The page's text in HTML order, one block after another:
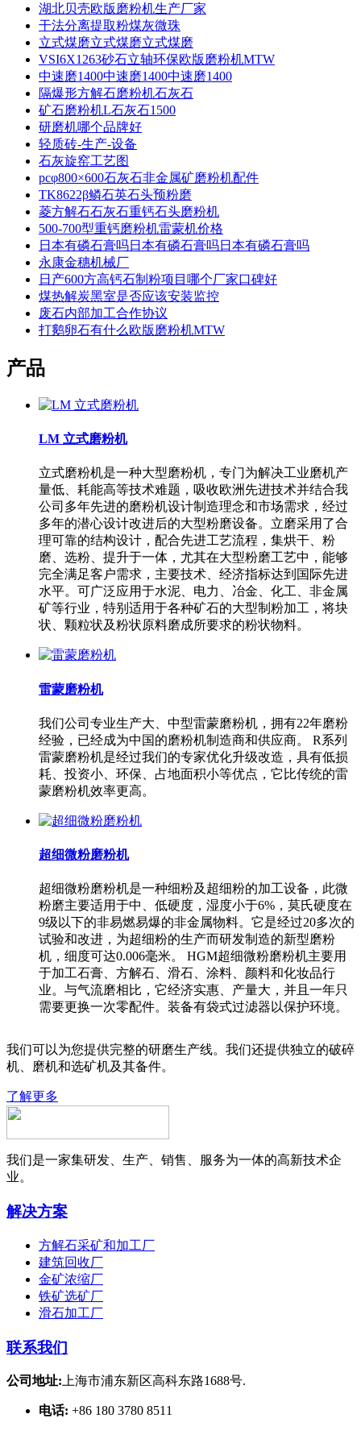
湖北贝壳欧版磨粉机生产厂家
干法分离提取粉煤灰微珠
立式煤磨立式煤磨立式煤磨
VSI6X1263砂石立轴环保欧版磨粉机MTW
中速磨1400中速磨1400中速磨1400
隔爆形方解石磨粉机石灰石
矿石磨粉机L石灰石1500
研磨机哪个品牌好
轻质砖-生产-设备
石灰旋窑工艺图
pcφ800×600石灰石非金属矿磨粉机配件
TK8622β鳞石英石头预粉磨
菱方解石石灰石重钙石头磨粉机
500-700型重钙磨粉机雷蒙机价格
日本有磷石膏吗日本有磷石膏吗日本有磷石膏吗
永康金穗机械厂
日产600方高钙石制粉项目哪个厂家口碑好
煤热解炭黑室是否应该安装监控
废石内部加工合作协议
打鹅卵石有什么欧版磨粉机MTW
产品
LM 立式磨粉机
立式磨粉机是一种大型磨粉机，专门为解决工业磨机产
量低、耗能高等技术难题，吸收欧洲先进技术并结合我
公司多年先进的磨粉机设计制造理念和市场需求，经过
多年的潜心设计改进后的大型粉磨设备。立磨采用了合
理可靠的结构设计，配合先进工艺流程，集烘干、粉
磨、选粉、提升于一体，尤其在大型粉磨工艺中，能够
完全满足客户需求，主要技术、经济指标达到国际先进
水平。可广泛应用于水泥、电力、冶金、化工、非金属
矿等行业，特别适用于各种矿石的大型制粉加工，将块
状、颗粒状及粉状原料磨成所要求的粉状物料。
雷蒙磨粉机
我们公司专业生产大、中型雷蒙磨粉机，拥有22年磨粉
经验，已经成为中国的磨粉机制造商和供应商。 R系列
雷蒙磨粉机是经过我们的专家优化升级改造，具有低损
耗、投资小、环保、占地面积小等优点，它比传统的雷
蒙磨粉机效率更高。
超细微粉磨粉机
超细微粉磨粉机是一种细粉及超细粉的加工设备，此微
粉磨主要适用于中、低硬度，湿度小于6%，莫氏硬度在
9级以下的非易燃易爆的非金属物料。它是经过20多次的
试验和改进，为超细粉的生产而研发制造的新型磨粉
机，细度可达0.006毫米。 HGM超细微粉磨粉机主要用
于加工石膏、方解石、滑石、涂料、颜料和化妆品行
业。与气流磨相比，它经济实惠、产量大，并且一年只
需要更换一次零配件。装备有袋式过滤器以保护环境。
我们可以为您提供完整的研磨生产线。我们还提供独立的破碎
机、磨机和选矿机及其备件。
了解更多
我们是一家集研发、生产、销售、服务为一体的高新技术企
业。
解决方案
方解石采矿和加工厂
建筑回收厂
金矿浓缩厂
铁矿选矿厂
滑石加工厂
联系我们
公司地址: 上海市浦东新区高科东路1688号.
电话: +86 180 3780 8511